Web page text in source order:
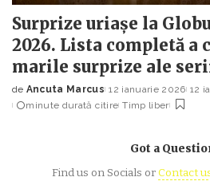
Surprize uriașe la
2026. Lista completă
marile surprize ale
Posted
by
de Ancuta Marcus 12 ianuarie 2026 12
minute durată citire Timp liber
Got a
Find us on Socials orContact